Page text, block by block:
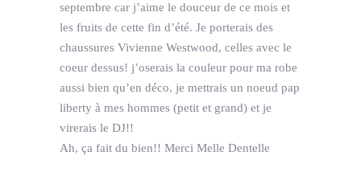
septembre car j’aime le douceur de ce mois et
les fruits de cette fin d’été. Je porterais des
chaussures Vivienne Westwood, celles avec le
coeur dessus! j’oserais la couleur pour ma robe
aussi bien qu’en déco, je mettrais un noeud pap
liberty à mes hommes (petit et grand) et je
virerais le DJ!!
Ah, ça fait du bien!! Merci Melle Dentelle